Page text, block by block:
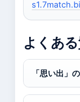
よくある
「思い出」